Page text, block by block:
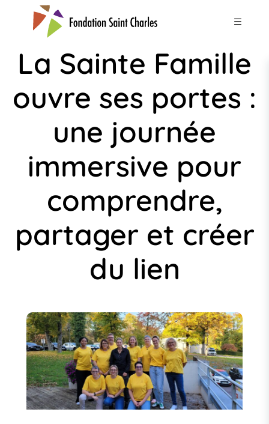
La Sainte Famille
ouvre ses portes :
une journée
immersive pour
comprendre,
partager et créer
du lien
Panneau de gestion des cookies